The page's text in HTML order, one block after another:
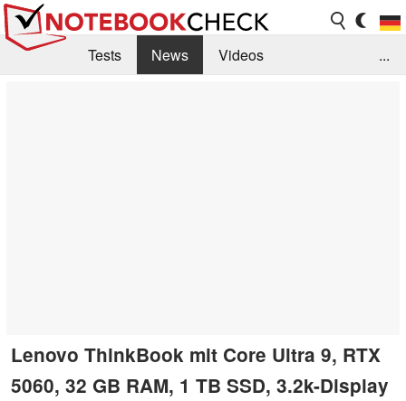
Tests News
Videos
...
Lenovo ThinkBook mit Core Ultra 9, RTX
5060, 32 GB RAM, 1 TB SSD, 3.2k-Display